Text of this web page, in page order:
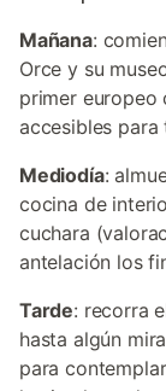
Mañana:
Orce y su
primer
accesibles
Mediodía:
cocina de
cuchara
antelación los
Tarde: recorra
hasta algún
para